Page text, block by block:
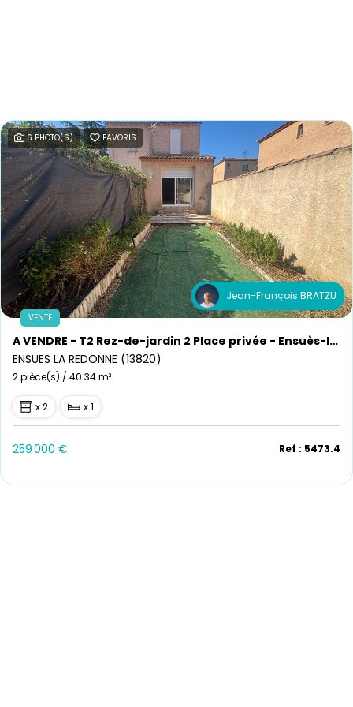
6 PHOTO(S) FAVORIS
Jean-François BRATZU
VENTE
A VENDRE - T2 Rez-de-jardin 2 Place privée - Ensuès-la-Redonne
ENSUES LA REDONNE (13820)
2 pièce(s) / 40.34 m²
x 2 x 1
259 000 € Ref : 5473.4